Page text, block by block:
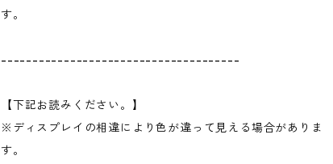
す。
--------------------------------------
【下記お読みください。】
※ディスプレイの相違により色が違って見える場合がありま
す。